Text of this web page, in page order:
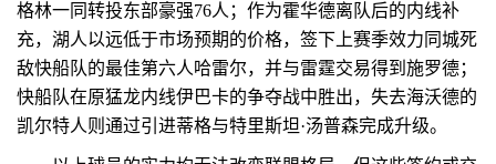
格林一同转投东部豪强76人；作为霍华德离队后的内线补
充，湖人以远低于市场预期的价格，签下上赛季效力同城死
敌快船队的最佳第六人哈雷尔，并与雷霆交易得到施罗德；
快船队在原猛龙内线伊巴卡的争夺战中胜出，失去海沃德的
凯尔特人则通过引进蒂格与特里斯坦·汤普森完成升级。